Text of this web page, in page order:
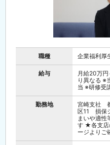
職種 企業福利厚
給与
月給20万
り異なる ※
当 ※研修受
勤務地
宮崎支社
区11 損保
まいや適性
す ★各支店
ージよりご